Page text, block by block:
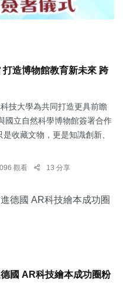
造博物館教育新未來 跨
技大學為共同打造更具前瞻
國立自然科學博物館簽署合作
收藏文物，更是知識創新、
觀看 13 分享
國 AR科技繪本成功圈粉